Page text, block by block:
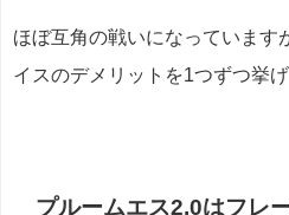
ほぼ互角の戦いになっています
イスのデメリットを1つずつ挙げ
プルームエス2.0はフレ